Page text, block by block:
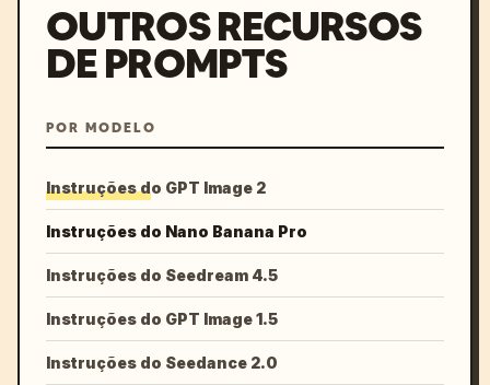
OUTROS RECURSOS
DE PROMPTS
POR MODELO
Instruções do GPT Image 2
Instruções do Nano Banana Pro
Instruções do Seedream 4.5
Instruções do GPT Image 1.5
Instruções do Seedance 2.0